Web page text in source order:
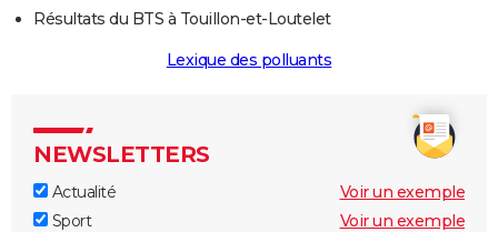
Résultats du BTS à Touillon-et-Loutelet
Lexique des polluants
NEWSLETTERS
Actualité
Voir un exemple
Sport
Voir un exemple